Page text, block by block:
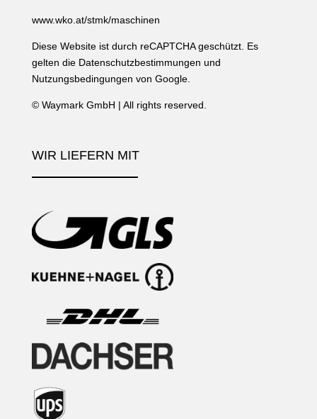
WIR LIEFERN MIT
www.wko.at/stmk/maschinen
Diese Website ist durch reCAPTCHA geschützt. Es
gelten die Datenschutzbestimmungen und
Nutzungsbedingungen von Google.
© Waymark GmbH | All rights reserved.